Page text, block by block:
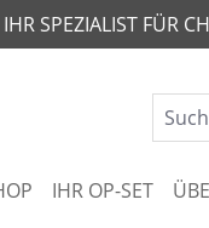
SPEZIALIST FÜR
IHR OP-SET